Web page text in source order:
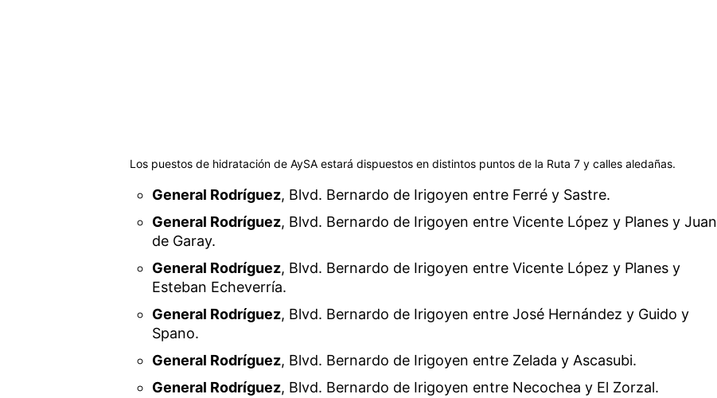
Los puestos de hidratación de AySA estará dispuestos en distintos puntos de la Ruta 7 y calles aledañas.
General Rodríguez, Blvd. Bernardo de Irigoyen entre Ferré y Sastre.
General Rodríguez, Blvd. Bernardo de Irigoyen entre Vicente López y Planes y Juan
de Garay.
General Rodríguez, Blvd. Bernardo de Irigoyen entre Vicente López y Planes y
Esteban Echeverría.
General Rodríguez, Blvd. Bernardo de Irigoyen entre José Hernández y Guido y
Spano.
General Rodríguez, Blvd. Bernardo de Irigoyen entre Zelada y Ascasubi.
General Rodríguez, Blvd. Bernardo de Irigoyen entre Necochea y El Zorzal.